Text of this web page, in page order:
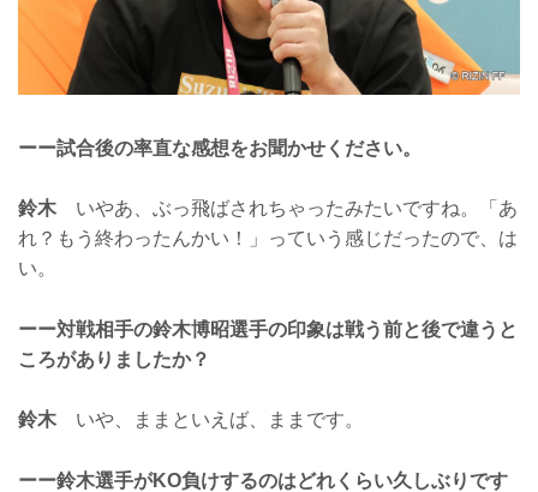
ーー試合後の率直な感想をお聞かせください。
鈴木 いやあ、ぶっ飛ばされちゃったみたいですね。「あ
れ？もう終わったんかい！」っていう感じだったので、は
い。
ーー対戦相手の鈴木博昭選手の印象は戦う前と後で違うと
ころがありましたか？
鈴木 いや、ままといえば、ままです。
ーー鈴木選手がKO負けするのはどれくらい久しぶりです